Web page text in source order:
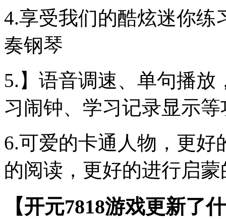
4.享受我们的酷炫迷你练
奏钢琴
5.】语音调速、单句播
习闹钟、学习记录显示
6.可爱的卡通人物，更
的阅读，更好的进行启
【开元7818游戏更新了